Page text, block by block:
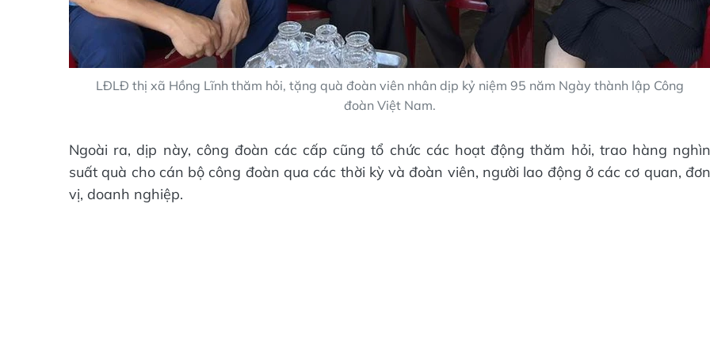
LĐLĐ thị xã Hồng Lĩnh thăm hỏi, tặng quà đoàn viên nhân dịp kỷ niệm 95 năm Ngày thành lập Công
đoàn Việt Nam.
Ngoài ra, dịp này, công đoàn các cấp cũng tổ chức các hoạt động thăm hỏi, trao hàng nghìn
suất quà cho cán bộ công đoàn qua các thời kỳ và đoàn viên, người lao động ở các cơ quan, đơn
vị, doanh nghiệp.